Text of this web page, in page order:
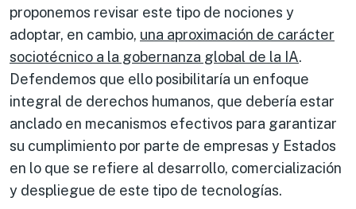
proponemos revisar este tipo de nociones y
adoptar, en cambio, una aproximación de carácter
sociotécnico a la gobernanza global de la IA.
Defendemos que ello posibilitaría un enfoque
integral de derechos humanos, que debería estar
anclado en mecanismos efectivos para garantizar
su cumplimiento por parte de empresas y Estados
en lo que se refiere al desarrollo, comercialización
y despliegue de este tipo de tecnologías.